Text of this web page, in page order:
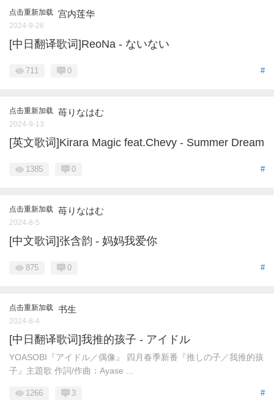
点击重新加载 宫内莲华
2024-9-26
[中日翻译歌词]ReoNa - ないない
#
711 0
点击重新加载 苺りなはむ
2024-9-13
[英文歌词]Kirara Magic feat.Chevy - Summer Dream
#
1385 0
点击重新加载 苺りなはむ
2024-8-5
[中文歌词]张含韵 - 妈妈我爱你
#
875 0
点击重新加载 书生
2024-8-4
[中日翻译歌词]我推的孩子 - アイドル
YOASOBI『アイドル／偶像』 四月春季新番『推しの子／我推的孩
子』主題歌 作詞/作曲：Ayase ...
#
1266 3